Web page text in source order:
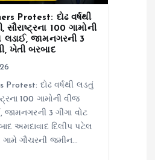
Protest: દોઢ વર્ષથી
સૌરાષ્ટ્રના 100 ગામોની
લડાઈ, જામનગરની 3
ખેતી બરબાદ
Protest: દોઢ વર્ષથી લડતું
100 ગામોની વીજ
જામનગરની 3 ગીગા વોટ
અમદાવાદ દિલીપ પટેલ
ગામે ગૌચરની જમીન…